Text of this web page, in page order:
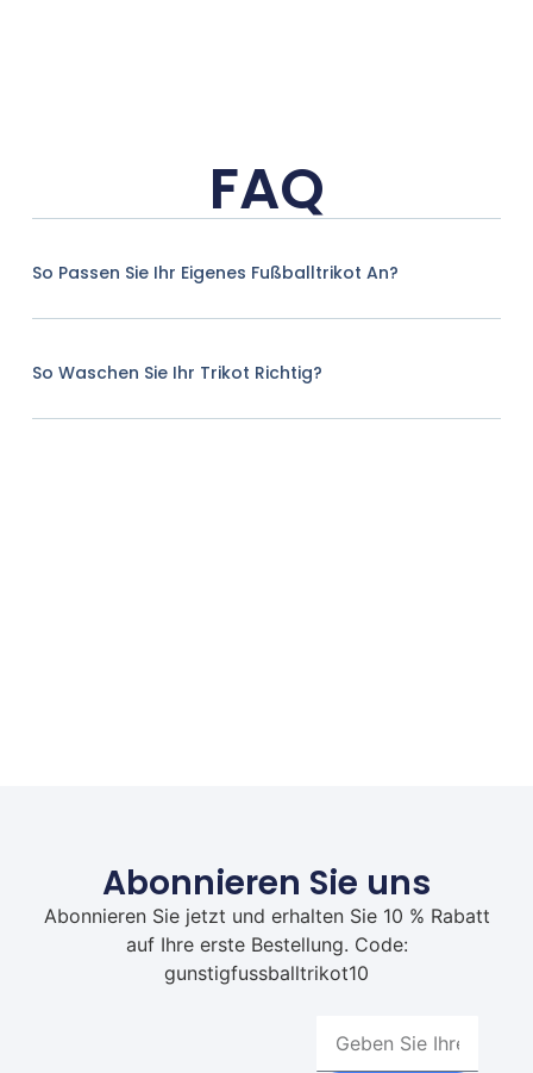
FAQ
So Passen Sie Ihr Eigenes Fußballtrikot An?
So Waschen Sie Ihr Trikot Richtig?
Abonnieren Sie uns
Abonnieren Sie jetzt und erhalten Sie 10 % Rabatt
auf Ihre erste Bestellung. Code:
gunstigfussballtrikot10